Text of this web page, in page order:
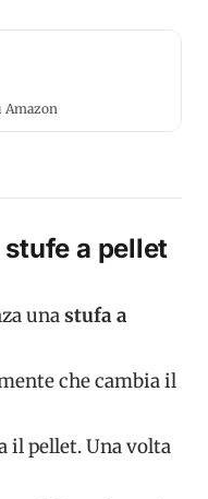
Amazon
a pellet
unastufa a
che cambia il
il pellet. Una volta